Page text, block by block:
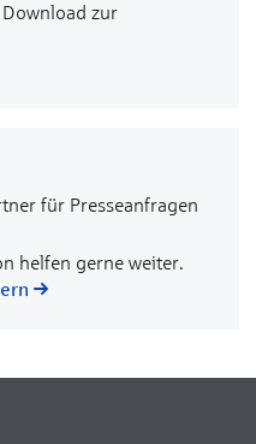
zur
für Presseanfragen
helfen gerne weiter.